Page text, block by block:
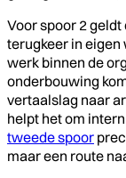
Voor spoor 2
terugkeer in eigen
werk binnen de
onderbouwing
vertaalslag naar
helpt het om
tweede spoor
maar een route